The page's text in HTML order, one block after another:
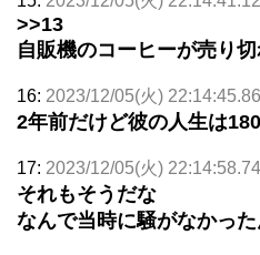
>>13
自販機のコーヒーが売り
16: 2023/12/05(火)
2年前だけど彼の人生は
17: 2023/12/05(火)
それもそうだな
なんで当時に騒がなかった